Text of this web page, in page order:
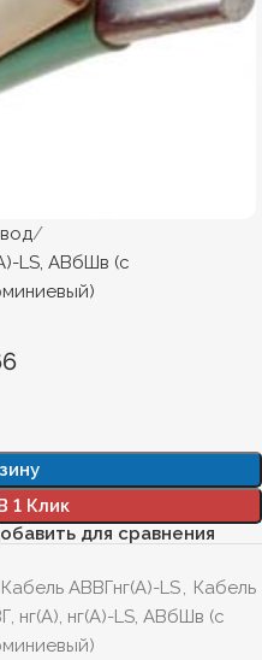
LS, АВбШв (с
1 Клик
для сравнения
Кабель АВВГнг(А)-LS, Кабель
нг(А), нг(А)-LS, АВбШв (с